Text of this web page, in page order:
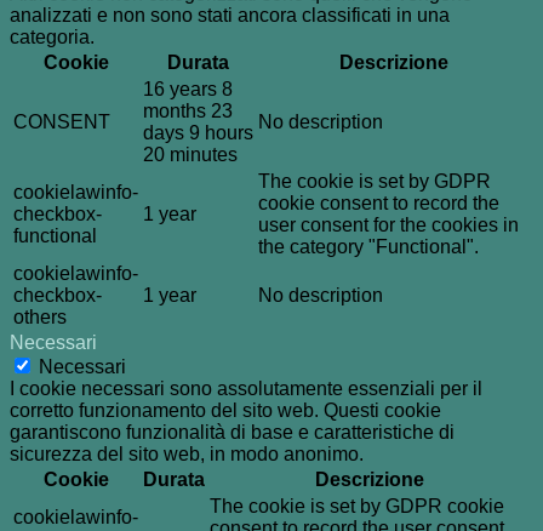
analizzati e non sono stati ancora classificati in una
categoria.
Cookie
Durata Descrizione
CONSENT
16 years 8
months 23
days 9 hours
20 minutes
No description
cookielawinfo-
checkbox-
functional
1 year
The cookie is set by GDPR
cookie consent to record the
user consent for the cookies in
the category "Functional".
cookielawinfo-
checkbox-
others
1 year No description
Necessari
Necessari
I cookie necessari sono assolutamente essenziali per il
corretto funzionamento del sito web. Questi cookie
garantiscono funzionalità di base e caratteristiche di
sicurezza del sito web, in modo anonimo.
Cookie
Durata
Descrizione
cookielawinfo-
The cookie is set by GDPR cookie